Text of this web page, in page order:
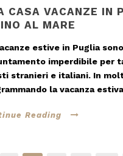
CASA VACANZE IN
AL MARE
estive in Puglia
imperdibile per
stranieri e italiani. In
la vacanza
Reading